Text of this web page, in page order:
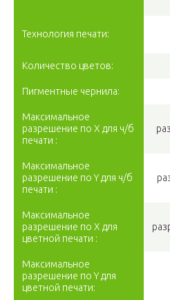
Технология печати:
Количество цветов:
Пигментные чернила:
Максимальное
разрешение по X для ч/б
печати :
Максимальное
разрешение по Y для ч/б
печати :
Максимальное
разрешение по X для
цветной печати :
Максимальное
разрешение по Y для
цветной печати: